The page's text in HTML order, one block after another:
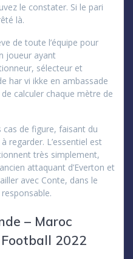
le constater. Si le pari
là.
de toute l’équipe pour
joueur ayant
sélecteur et
har vi ikke en ambassade
calculer chaque mètre de
de figure, faisant du
regarder. L’essentiel est
très simplement,
attaquant d’Everton et
avec Conte, dans le
– Maroc
2022